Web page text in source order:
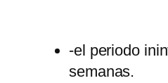
-el periodo
semanas.